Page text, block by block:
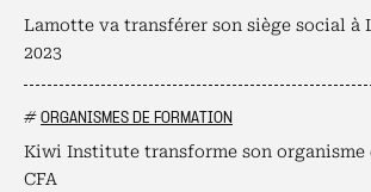
Lamotte va transférer son siège social à
2023
# ORGANISMES DE FORMATION
Kiwi Institute transforme son organisme
CFA